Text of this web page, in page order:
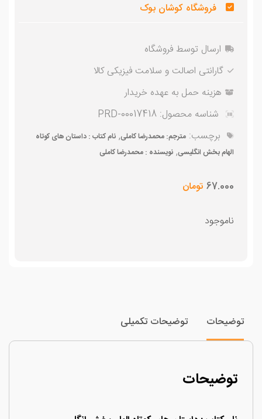
فروشگاه کوشان بوک
ارسال توسط فروشگاه
گارانتی اصالت و سلامت فیزیکی کالا
هزینه حمل به عهده خریدار
شناسه محصول:PRD-00017418
برچسب:مترجم: محمدرضا کاملی,نام کتاب : داستان های کوتاه
الهام بخش انگلیسی ,نویسنده : محمدرضا کاملی
67.000تومان
ناموجود
توضیحات تکمیلی
توضیحات